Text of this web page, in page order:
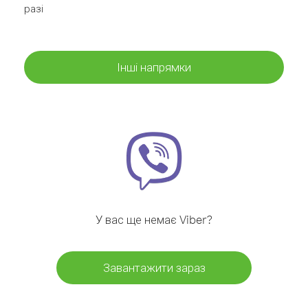
разі
Інші напрямки
У вас ще немає Viber?
Завантажити зараз